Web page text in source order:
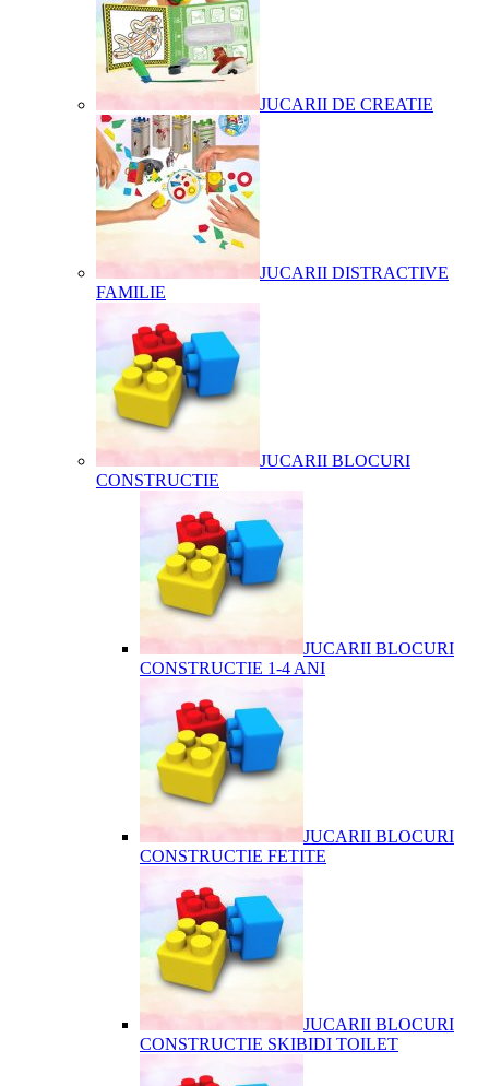
JUCARII DE CREATIE
JUCARII DISTRACTIVE
FAMILIE
JUCARII BLOCURI
CONSTRUCTIE
JUCARII BLOCURI
CONSTRUCTIE 1-4 ANI
JUCARII BLOCURI
CONSTRUCTIE FETITE
JUCARII BLOCURI
CONSTRUCTIE SKIBIDI TOILET